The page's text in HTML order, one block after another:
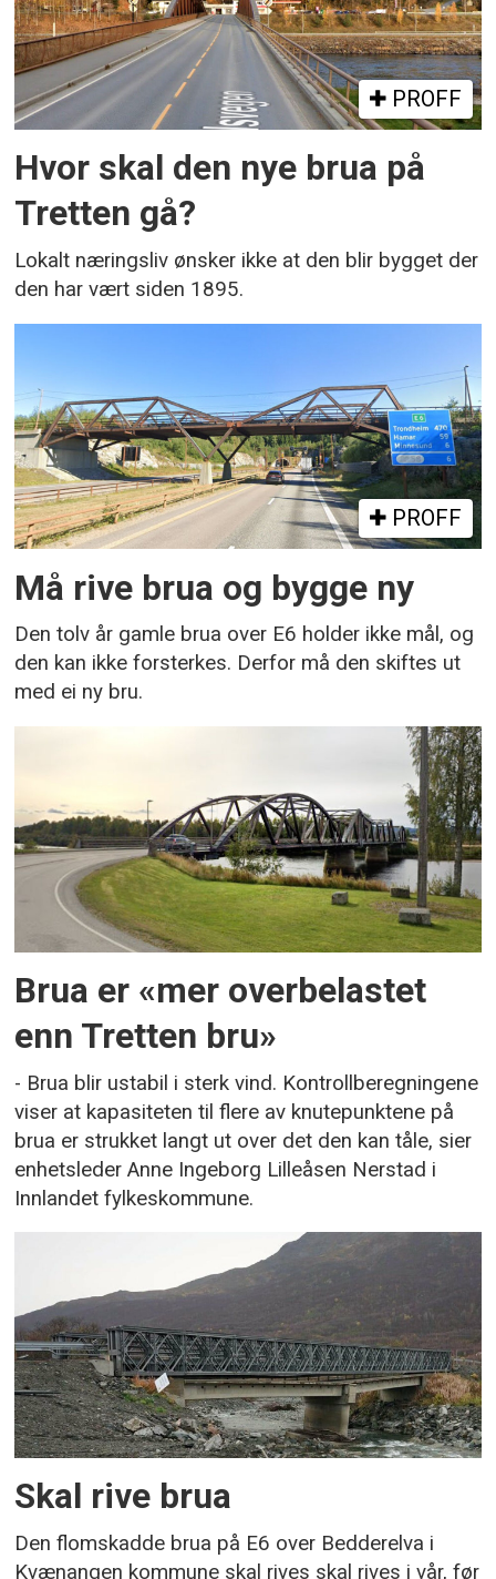
PROFF
Hvor skal den nye brua på
Tretten gå?
Lokalt næringsliv ønsker ikke at den blir bygget der
den har vært siden 1895.
PROFF
Må rive brua og bygge ny
Den tolv år gamle brua over E6 holder ikke mål, og
den kan ikke forsterkes. Derfor må den skiftes ut
med ei ny bru.
Brua er «mer overbelastet
enn Tretten bru»
- Brua blir ustabil i sterk vind. Kontrollberegningene
viser at kapasiteten til flere av knutepunktene på
brua er strukket langt ut over det den kan tåle, sier
enhetsleder Anne Ingeborg Lilleåsen Nerstad i
Innlandet fylkeskommune.
Skal rive brua
Den flomskadde brua på E6 over Bedderelva i
Kvænangen kommune skal rives skal rives i vår, før